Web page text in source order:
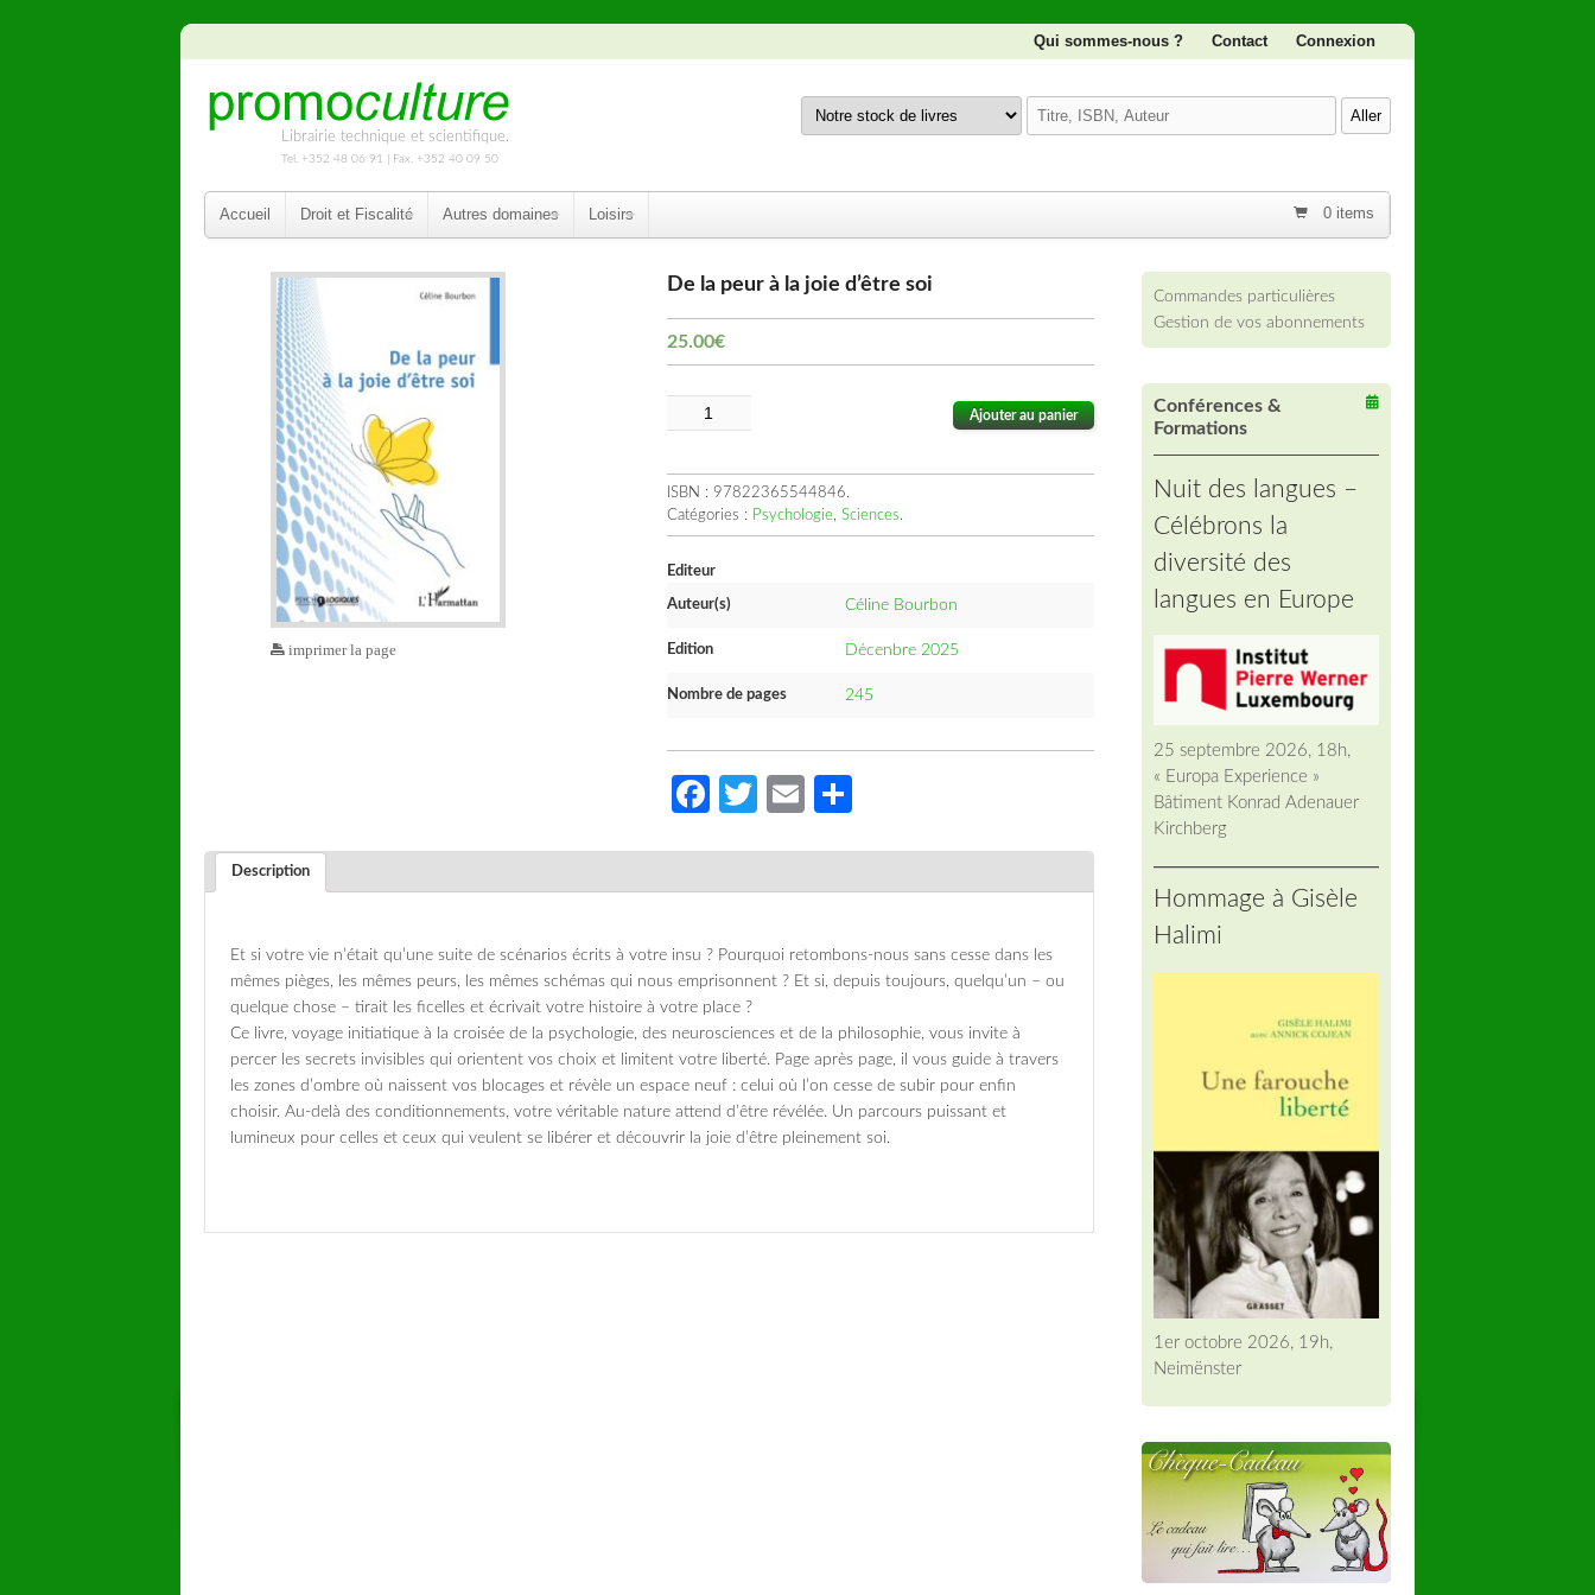
Qui sommes-nous ? Contact Connexion
Librairie technique et scientifique.
Tel. +352 48 06 91 | Fax. +352 40 09 50
0 items
Accueil Droit et Fiscalité Autres domaines Loisirs
imprimer la page
De la peur à la joie d’être soi
25.00€
Ajouter au panier
ISBN : 97822365544846.
Catégories : Psychologie, Sciences.
Editeur
Auteur(s) Céline Bourbon
Edition Décenbre 2025
Nombre de pages 245
Facebook
Twitter
Email
Description
Et si votre vie n’était qu’une suite de scénarios écrits à votre insu ? Pourquoi retombons-nous sans cesse dans les
mêmes pièges, les mêmes peurs, les mêmes schémas qui nous emprisonnent ? Et si, depuis toujours, quelqu’un – ou
quelque chose – tirait les ficelles et écrivait votre histoire à votre place ?
Ce livre, voyage initiatique à la croisée de la psychologie, des neurosciences et de la philosophie, vous invite à
percer les secrets invisibles qui orientent vos choix et limitent votre liberté. Page après page, il vous guide à travers
les zones d’ombre où naissent vos blocages et révèle un espace neuf : celui où l’on cesse de subir pour enfin
choisir. Au-delà des conditionnements, votre véritable nature attend d’être révélée. Un parcours puissant et
lumineux pour celles et ceux qui veulent se libérer et découvrir la joie d’être pleinement soi.
Commandes particulières
Gestion de vos abonnements
Conférences &
Formations
Nuit des langues –
Célébrons la
diversité des
langues en Europe
25 septembre 2026, 18h,
« Europa Experience »
Bâtiment Konrad Adenauer
Kirchberg
Hommage à Gisèle
Halimi
1er octobre 2026, 19h,
Neimënster